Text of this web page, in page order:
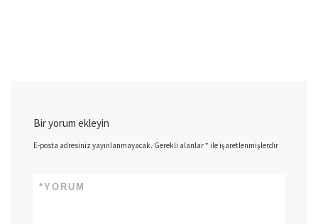
Bir yorum ekleyin
E-posta adresiniz yayınlanmayacak. Gerekli alanlar* ile işaretlenmişlerdir
YORUM
*